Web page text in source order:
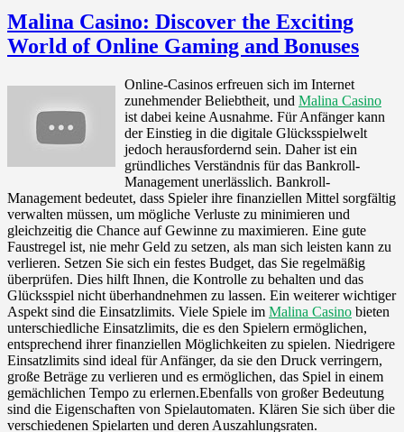
Malina Casino: Discover the Exciting
World of Online Gaming and Bonuses
Online-Casinos erfreuen sich im Internet
zunehmender Beliebtheit, und Malina Casino
ist dabei keine Ausnahme. Für Anfänger kann
der Einstieg in die digitale Glücksspielwelt
jedoch herausfordernd sein. Daher ist ein
gründliches Verständnis für das Bankroll-
Management unerlässlich. Bankroll-
Management bedeutet, dass Spieler ihre finanziellen Mittel sorgfältig
verwalten müssen, um mögliche Verluste zu minimieren und
gleichzeitig die Chance auf Gewinne zu maximieren. Eine gute
Faustregel ist, nie mehr Geld zu setzen, als man sich leisten kann zu
verlieren. Setzen Sie sich ein festes Budget, das Sie regelmäßig
überprüfen. Dies hilft Ihnen, die Kontrolle zu behalten und das
Glücksspiel nicht überhandnehmen zu lassen. Ein weiterer wichtiger
Aspekt sind die Einsatzlimits. Viele Spiele im Malina Casino bieten
unterschiedliche Einsatzlimits, die es den Spielern ermöglichen,
entsprechend ihrer finanziellen Möglichkeiten zu spielen. Niedrigere
Einsatzlimits sind ideal für Anfänger, da sie den Druck verringern,
große Beträge zu verlieren und es ermöglichen, das Spiel in einem
gemächlichen Tempo zu erlernen.Ebenfalls von großer Bedeutung
sind die Eigenschaften von Spielautomaten. Klären Sie sich über die
verschiedenen Spielarten und deren Auszahlungsraten.